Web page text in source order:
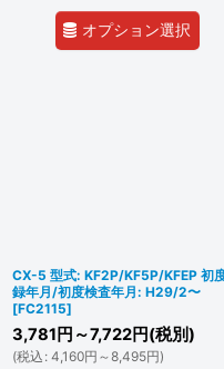
オプション選択
CX-5 型式: KF2P/KF5P/KFEP 初
録年月/初度検査年月: H29/2〜
[FC2115]
3,781 円 ～7,722円(税別)
(税込 : 4,160円 ～8,495円)